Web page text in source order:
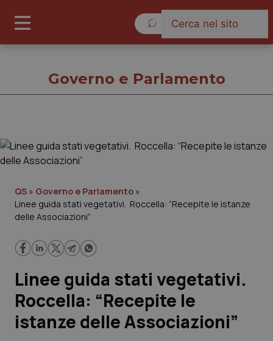
Governo e Parlamento
Regioni e Asl
Lavoro e Professioni
Scienza e Farmaci
Studi e Analisi
Governo e Parlamento
QS » Governo e Parlamento »
Linee guida stati vegetativi. Roccella: “Recepite le istanze
delle Associazioni”
Linee guida stati vegetativi.
Roccella: “Recepite le
istanze delle Associazioni”